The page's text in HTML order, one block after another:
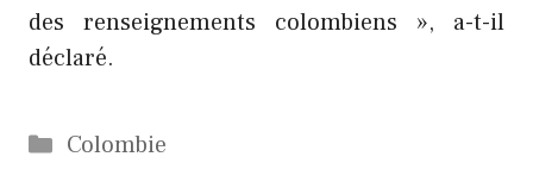
des renseignements colombiens », a-t-il
déclaré.
Catégories
Colombie